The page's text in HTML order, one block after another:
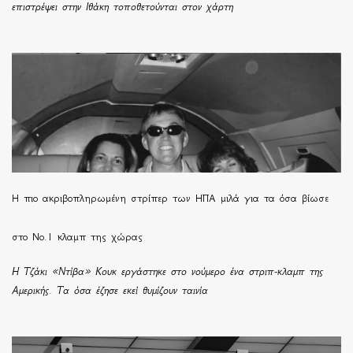
επιστρέψει στην Ιθάκη τοποθετούνται στον χάρτη
H πιο ακριβοπληρωμένη στρίπερ των ΗΠΑ μιλά για τα όσα βίωσε
στο Νο.1 κλαμπ της χώρας
Η Τζάκι «Ντίβα» Κουκ εργάστηκε στο νούμερο ένα στριπ-κλαμπ της
Αμερικής. Τα όσα έζησε εκεί θυμίζουν ταινία